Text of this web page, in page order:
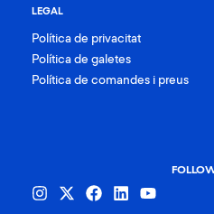
LEGAL
Política de privacitat
Política de galetes
Política de comandes i preus